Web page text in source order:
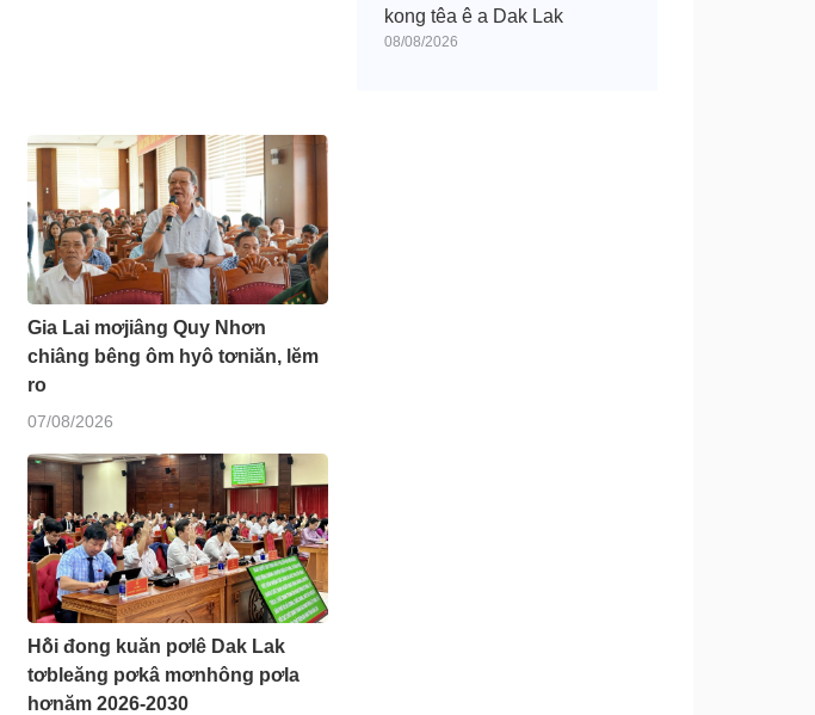
Gia Lai mơjiâng Quy Nhơn
chiâng bêng ôm hyô tơniăn, lĕm
ro
07/08/2026
Hô̆i đong kuăn pơlê Dak Lak
tơbleăng pơkâ mơnhông pơla
hơnăm 2026-2030
kong têa ê a Dak Lak
08/08/2026